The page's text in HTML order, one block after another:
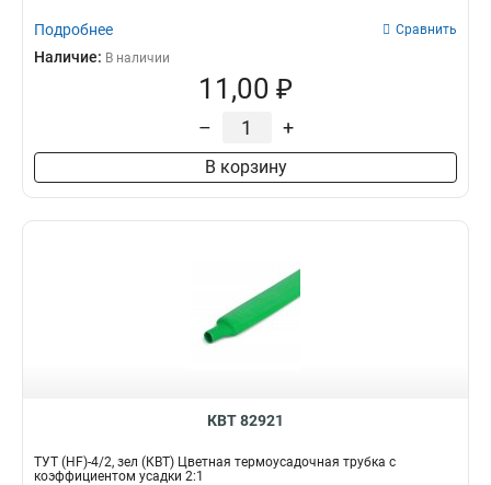
Подробнее Сравнить
Наличие: В наличии
11,00 ₽
– +
В корзину
КВТ 82921
ТУТ (HF)-4/2, зел (КВТ) Цветная термоусадочная трубка с
коэффициентом усадки 2:1